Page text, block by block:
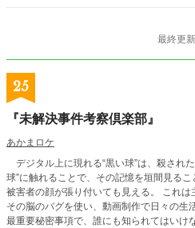
最終更
25
『未解決事件考察倶楽部』
あかまロケ
デジタル上に現れる“黒い球”は、殺され
球”に触れることで、その記憶を垣間見る
被害者の顔が張り付いても見える。 これ
その脳のバグを使い、動画制作で日々の生
最重要秘密事項で、誰にも知られてはいけない。 生活能力皆無のサイ